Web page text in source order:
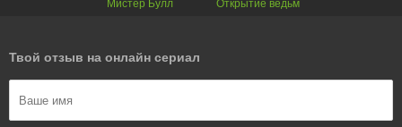
Мистер Булл Открытие ведьм
Твой отзыв на онлайн сериал